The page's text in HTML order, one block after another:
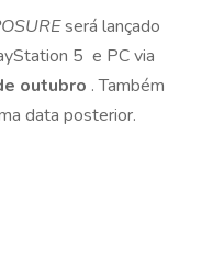
será lançado
5 e PC via
outubro . Também
data posterior.